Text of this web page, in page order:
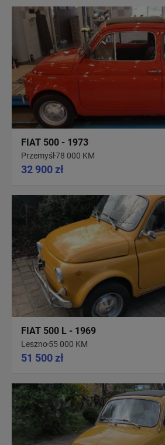
FIAT 500 - 1973
Przemyśl 78 000 KM
32 900 zł
FIAT 500 L - 1969
Leszno55 000 KM
51 500 zł